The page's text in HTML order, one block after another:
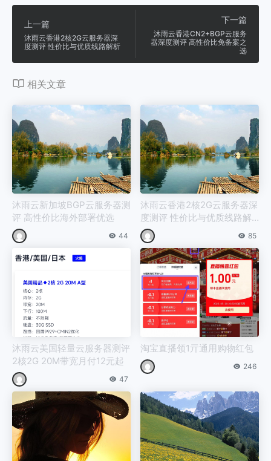
上一篇
沐雨云香港2核2G云服务器深
度测评 性价比与优质线路解析
下一篇
沐雨云香港CN2+BGP云服务
器深度测评 高性价比免备案之
选
相关文章
沐雨云新加坡BGP云服务器测
评 高性价比海外部署优选
44
沐雨云香港2核2G云服务器深
度测评 性价比与优质线路解
析
85
沐雨云美国轻量云服务器测评
2核2G 20M带宽月付12元起
47
淘宝直播领1亓通用购物红包
246